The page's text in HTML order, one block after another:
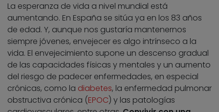
La esperanza de vida a nivel mundial está
aumentando. En España se sitúa ya en los 83 años
de edad. Y, aunque nos gustaría mantenernos
siempre jóvenes, envejecer es algo intrínseco a la
vida. El envejecimiento supone un descenso gradual
de las capacidades físicas y mentales y un aumento
del riesgo de padecer enfermedades, en especial
crónicas, como la diabetes, la enfermedad pulmonar
obstructiva crónica (EPOC) y las patologías